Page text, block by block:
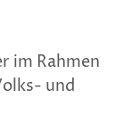
im Rahmen
und